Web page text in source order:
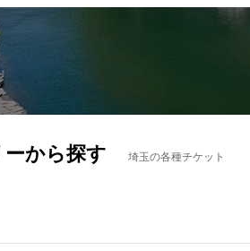
から探す 埼玉の各種チケット